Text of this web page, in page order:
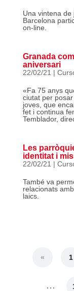
Una vintena de
Barcelona
on-line.
Granada
aniversari
22/02/21 |
«Fa 75 anys
ciutat per
joves, que
fet i continua
Temblador,
Les
identitat i
22/02/21 |
També va
relacionats
laics.
« 1
...